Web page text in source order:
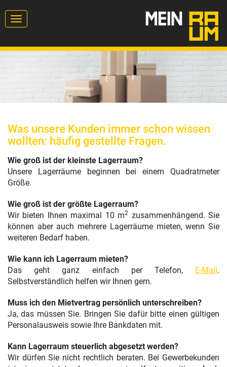
Toggle
Was unsere Kunden immer schon wissen
wollten: häufig gestellte Fragen.
Wie groß ist der kleinste Lagerraum?
Unsere Lagerräume beginnen bei einem Quadratmeter
Größe.
Wie groß ist der größte Lagerraum?
Wir bieten Ihnen maximal 10 m2 zusammenhängend. Sie
können aber auch mehrere Lagerräume mieten, wenn Sie
weiteren Bedarf haben.
Wie kann ich Lagerraum mieten?
Das geht ganz einfach per Telefon,
E-Mail .
Selbstverständlich helfen wir Ihnen gern.
Muss ich den Mietvertrag persönlich unterschreiben?
Ja, das müssen Sie. Bringen Sie dafür bitte einen gültigen
Personalausweis sowie Ihre Bankdaten mit.
Kann Lagerraum steuerlich abgesetzt werden?
Wir dürfen Sie nicht rechtlich beraten. Bei Gewerbekunden